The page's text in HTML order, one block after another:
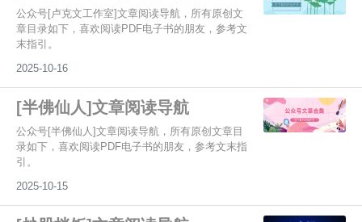
公众号[卢克文工作室]文章阅读导航，所有原创文
章目录如下，喜欢阅读PDF电子书的朋友，参考文
末指引。
2025-10-16
[半佛仙人]文章阅读导航
公众号[半佛仙人]文章阅读导航，所有原创文章目
录如下，喜欢阅读PDF电子书的朋友，参考文末指
引。
2025-10-15